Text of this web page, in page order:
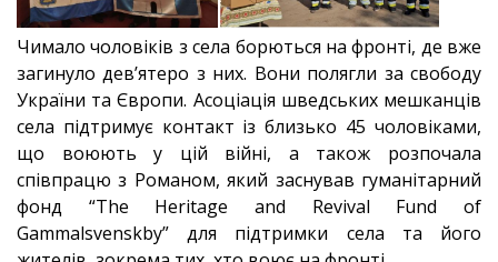
Чимало чоловіків з села борються на фронті, де вже
загинуло дев’ятеро з них. Вони полягли за свободу
України та Європи. Асоціація шведських мешканців
села підтримує контакт із близько 45 чоловіками,
що воюють у цій війні, а також розпочала
співпрацю з Романом, який заснував гуманітарний
фонд “The Heritage and Revival Fund of
Gammalsvenskby” для підтримки села та його